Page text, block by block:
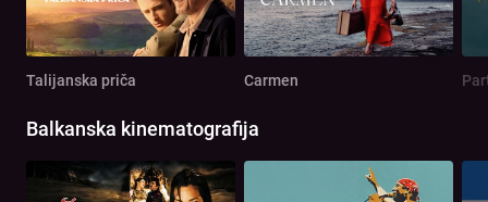
Talijanska priča Carmen
Balkanska kinematografija